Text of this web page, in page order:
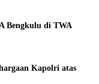
Bengkulu di TWA
Kapolri atas